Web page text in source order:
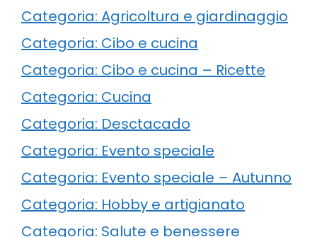
Categoria: Agricoltura e giardinaggio
Categoria: Cibo e cucina
Categoria: Cibo e cucina – Ricette
Categoria: Cucina
Categoria: Desctacado
Categoria: Evento speciale
Categoria: Evento speciale – Autunno
Categoria: Hobby e artigianato
Categoria: Salute e benessere